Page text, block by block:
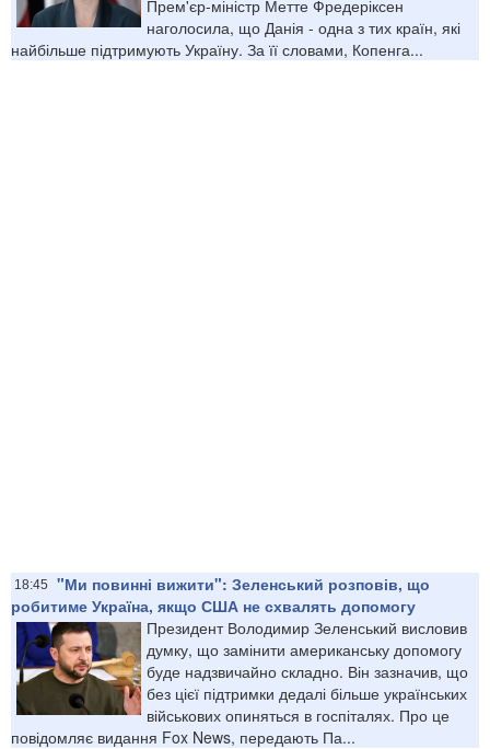
Прем'єр-міністр Метте Фредеріксен
наголосила, що Данія - одна з тих країн, які
найбільше підтримують Україну. За її словами, Копенга...
18:45
"Ми повинні вижити": Зеленський розповів, що
робитиме Україна, якщо США не схвалять допомогу
Президент Володимир Зеленський висловив
думку, що замінити американську допомогу
буде надзвичайно складно. Він зазначив, що
без цієї підтримки дедалі більше українських
військових опиняться в госпіталях. Про це
повідомляє видання Fox News, передають Па...